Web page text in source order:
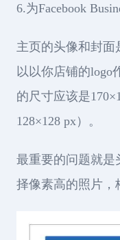
6.为Facebook
主页的头像和封
以以你店铺的logo
的尺寸应该是
128×128 px）。
最重要的问题就是
择像素高的照片，